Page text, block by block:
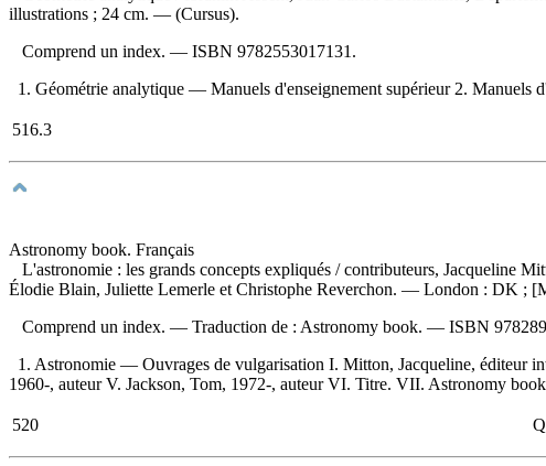
illustrations ; 24 cm. — (Cursus).
Comprend un index. — ISBN 9782553017131 .
1. Géométrie analytique — Manuels d'enseignement supérieur 2. Manuels
516.3
Astronomy book. Français
L'astronomie : les grands concepts expliqués / contributeurs, Jacqueline
Élodie Blain, Juliette Lemerle et Christophe Reverchon. — London : DK ;
Comprend un index. — Traduction de : Astronomy book. — ISBN
1. Astronomie — Ouvrages de vulgarisation I. Mitton, Jacqueline, éditeur
1960-, auteur V. Jackson, Tom, 1972-, auteur VI. Titre. VII. Astronomy
520